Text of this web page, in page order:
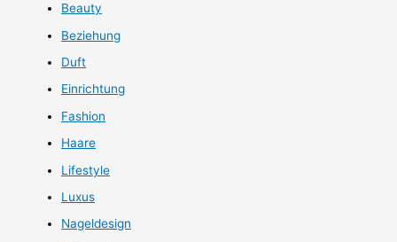
Beauty
Beziehung
Duft
Einrichtung
Fashion
Haare
Lifestyle
Luxus
Nageldesign